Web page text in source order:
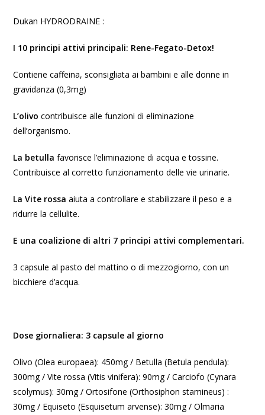
Dukan HYDRODRAINE :
I 10 principi attivi principali: Rene-Fegato-Detox!
Contiene caffeina, sconsigliata ai bambini e alle donne in
gravidanza (0,3mg)
L’olivo contribuisce alle funzioni di eliminazione
dell’organismo.
La betulla favorisce l’eliminazione di acqua e tossine.
Contribuisce al corretto funzionamento delle vie urinarie.
La Vite rossa aiuta a controllare e stabilizzare il peso e a
ridurre la cellulite.
E una coalizione di altri 7 principi attivi complementari.
3 capsule al pasto del mattino o di mezzogiorno, con un
bicchiere d’acqua.
Dose giornaliera: 3 capsule al giorno
Olivo (Olea europaea): 450mg / Betulla (Betula pendula):
300mg / Vite rossa (Vitis vinifera): 90mg / Carciofo (Cynara
scolymus): 30mg / Ortosifone (Orthosiphon stamineus) :
30mg / Equiseto (Esquisetum arvense): 30mg / Olmaria